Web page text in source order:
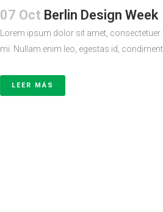
07 Oct Berlin Design Week
Lorem ipsum dolor sit amet,
mi. Nullam enim leo, egestas id,
LEER MÁS